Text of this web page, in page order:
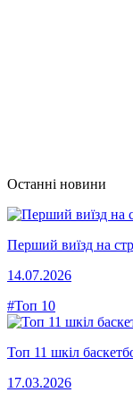
Останні новини
Перший виїзд на
14.07.2026
#Топ 10
Топ 11 шкіл
17.03.2026